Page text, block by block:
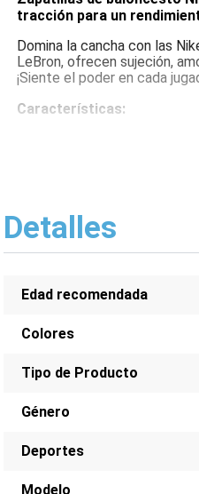
tracción para un
Domina la cancha con las
LeBron, ofrecen sujeción,
¡Siente el poder en cada
Características:
Detalles
Edad recomendada
Colores
Tipo de Producto
Género
Deportes
Modelo